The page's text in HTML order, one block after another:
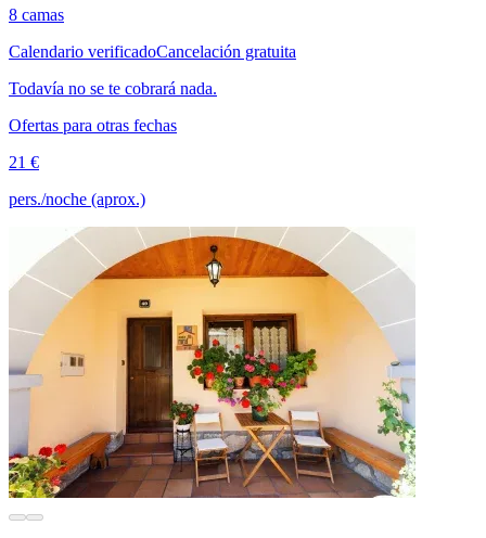
8 camas
Calendario verificadoCancelación gratuita
Todavía no se te cobrará nada.
Ofertas para otras fechas
21 €
pers./noche (aprox.)